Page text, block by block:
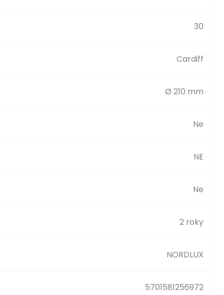
30
Cardiff
Ø 210 mm
Ne
NE
Ne
2 roky
NORDLUX
5701581256972